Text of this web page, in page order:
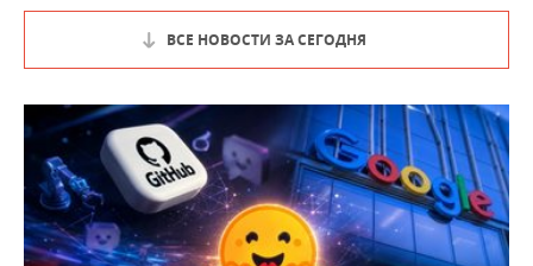
ВСЕ НОВОСТИ ЗА СЕГОДНЯ